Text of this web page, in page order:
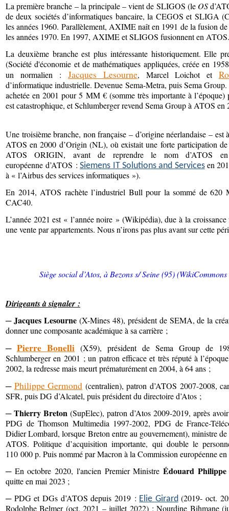
La première branche – la principale – vient de SLIGOS (le OS
de deux sociétés d’informatiques bancaire, la CEGOS et SLIGA
les années 1960. Parallèlement, AXIME naît en 1991 de la fusion de
les années 1970. En 1997, AXIME et SLIGOS fusionnent en ATOS.
La deuxième branche est plus intéressante historiquement. Elle
(Société d'économie et de mathématiques appliquées, créée en
un normalien :Jacques Lesourne, Marcel Loichot et
d’informatique industrielle. Devenue Sema-Metra, puis Sema
achetée en 2001 pour 5 MM € (somme très importante à
est catastrophique, et Schlumberger revend Sema Group à ATOS
Une troisième branche, non française – d’origine néerlandaise – est
ATOS en 2000 d’Origin (NL), où existait une forte participation
ATOS ORIGIN, avant de reprendre le nom d’ATOS
européenne d’ATOS :Siemens IT Solutions and Servicesen
à « l’Airbus des services informatiques »).
En 2014, ATOS rachète l’industriel Bull pour la sommé de 620
CAC40.
L’année 2021 est « l’année noire » (Wikipédia), due à la
une vente par appartements. Nous n’irons pas plus avant sur cette
Siège social d’Atos, à Bezons s/ Seine (95)
Dirigeants à signaler :
─Jacques Lesourne(X-Mines 48), président de SEMA, de la
donner une composante académique à sa carrière ;
─ Pierre Bonelli (X59), président de Sema Group de
Schlumberger en 2001 ; un patron efficace et très réputé à
2002, la redresse mais meurt prématurément en 2004, à 64 ans ;
─ Philippe Germond (centralien), patron d’ATOS 2007-2008,
SFR, puis DG d’Alcatel, puis président du directoire d’Atos ;
─Thierry Breton (SupElec), patron d’Atos 2009-2019, après
PDG de Thomson Multimedia 1997-2002, PDG de France-
Didier Lombard, lorsque Breton entre au gouvernement), ministre
ATOS. Politique d’acquisition importante, qui double le
110 000 p. Puis nommé par Macron à la Commission européenne
─ En octobre 2020, l'ancien Premier MinistreÉdouard Philippe
quitte en mai 2023 ;
─ PDG et DGs d’ATOS depuis 2019 : Elie Girard(2019- oct.
Rodolphe Belmer (oct. 2021 – juillet 2022) ; Nourdine Bihmane